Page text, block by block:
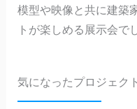
模型や映像と共に建築
トが楽しめる展示会で
気になったプロジェクト